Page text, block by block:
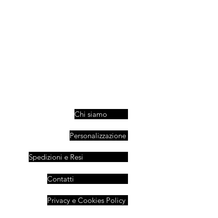
Chi siamo
Personalizzazione
Spedizioni e Resi
Contatti
Privacy e Cookies Policy